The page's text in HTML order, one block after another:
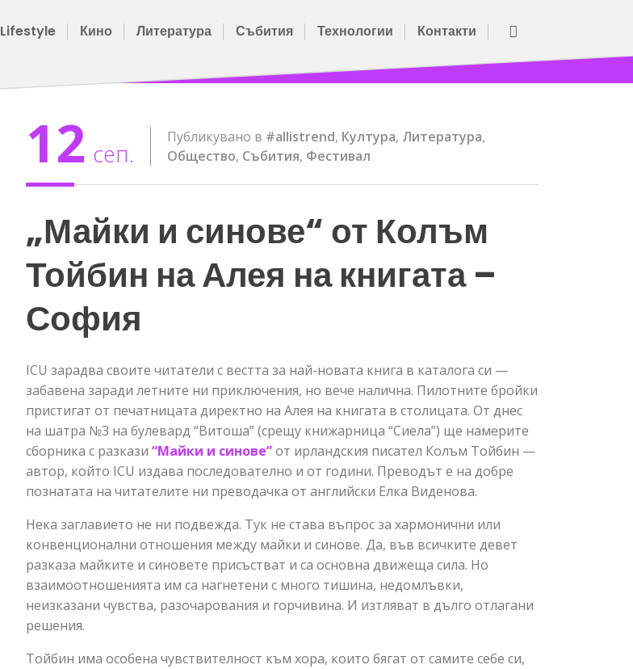
Lifestyle Кино Литература Събития Технологии Контакти
12 сеп.
Публикувано в #allistrend, Култура, Литература,
Общество, Събития, Фестивал
„Майки и синове“ от Колъм
Тойбин на Алея на книгата –
София
ICU зарадва своите читатели с вестта за най-новата книга в каталога си —
забавена заради летните ни приключения, но вече налична. Пилотните бройки
пристигат от печатницата директно на Алея на книгата в столицата. От днес
на шатра №3 на булевард “Витоша” (срещу книжарница “Сиела”) ще намерите
сборника с разкази“Майки и синове”от ирландския писател Колъм Тойбин —
автор, който ICU издава последователно и от години. Преводът е на добре
познатата на читателите ни преводачка от английски Елка Виденова.
Нека заглавието не ни подвежда. Тук не става въпрос за хармонични или
конвенционални отношения между майки и синове. Да, във всичките девет
разказа майките и синовете присъстват и са основна движеща сила. Но
взаимоотношенията им са нагнетени с много тишина, недомлъвки,
неизказани чувства, разочарования и горчивина. И изтляват в дълго отлагани
решения.
Тойбин има особена чувствителност към хора, които бягат от самите себе си,